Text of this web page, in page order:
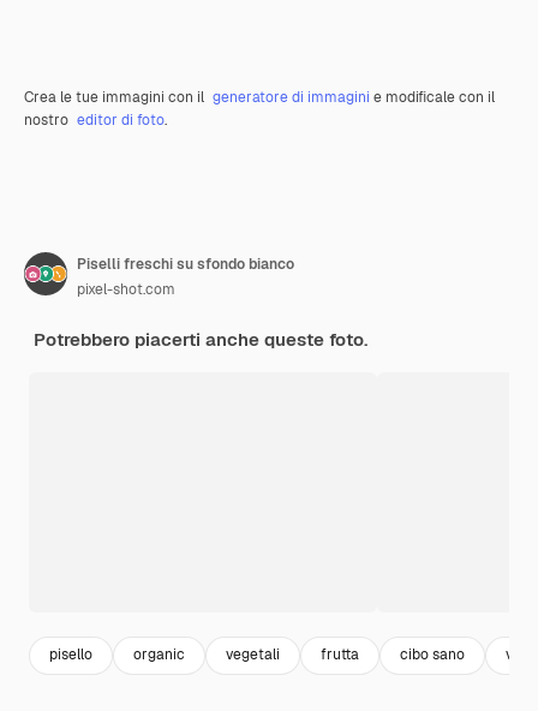
Crea le tue immagini con il generatore di immagini e modificale con il
nostro editor di foto.
Piselli freschi su sfondo bianco
pixel-shot.com
Potrebbero piacerti anche queste foto.
pisello organic vegetali frutta cibo sano